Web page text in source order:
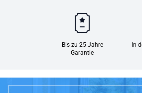
Bis zu 25 Jahre
Garantie
In